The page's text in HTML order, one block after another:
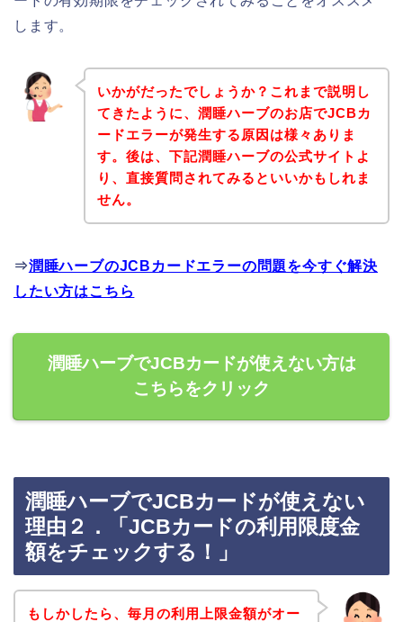
します。
いかがだったでしょうか？これまで説明し
てきたように、潤睡ハーブのお店でJCBカ
ードエラーが発生する原因は様々ありま
す。後は、下記潤睡ハーブの公式サイトよ
り、直接質問されてみるといいかもしれま
せん。
⇒潤睡ハーブのJCBカードエラーの問題を今すぐ解決
したい方はこちら
潤睡ハーブでJCBカードが使えない方は
こちらをクリック
潤睡ハーブでJCBカードが使えない
理由２．「JCBカードの利用限度金
額をチェックする！」
もしかしたら、毎月の利用上限金額がオー